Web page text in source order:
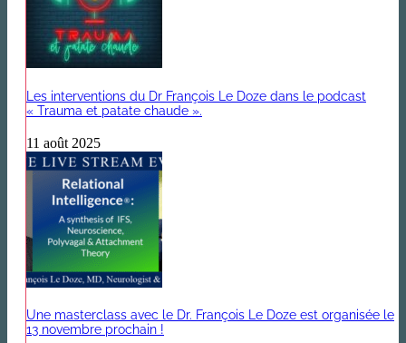
Les interventions du Dr François Le Doze dans le podcast
« Trauma et patate chaude ».
11 août 2025
Une masterclass avec le Dr. François Le Doze est organisée le
13 novembre prochain !